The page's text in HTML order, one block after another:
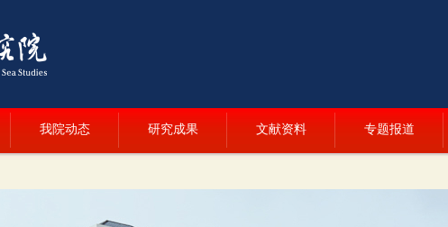
我院动态 研究成果 文献资料 专题报道